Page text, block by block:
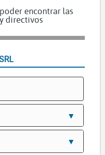
encontrar las
directivos